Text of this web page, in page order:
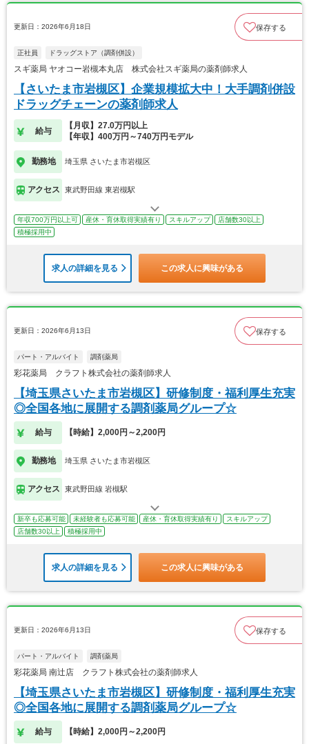
更新日：2026年6月18日 保存する
正社員 ドラッグストア（調剤併設）
スギ薬局 ヤオコー岩槻本丸店 株式会社スギ薬局の薬剤師求人
【さいたま市岩槻区】企業規模拡大中！大手調剤併設
ドラッグチェーンの薬剤師求人
給与
【月収】27.0万円以上
【年収】400万円～740万円モデル
勤務地 埼玉県 さいたま市岩槻区
アクセス 東武野田線 東岩槻駅
年収700万円以上可 産休・育休取得実績有り スキルアップ
店舗数30以上
積極採用中
求人の詳細を見る この求人に興味がある
更新日：2026年6月13日 保存する
パート・アルバイト 調剤薬局
彩花薬局 クラフト株式会社の薬剤師求人
【埼玉県さいたま市岩槻区】研修制度・福利厚生充実
◎全国各地に展開する調剤薬局グループ☆
給与 【時給】2,000円～2,200円
勤務地 埼玉県 さいたま市岩槻区
アクセス 東武野田線 岩槻駅
新卒も応募可能 未経験者も応募可能 産休・育休取得実績有り
スキルアップ
店舗数30以上
積極採用中
求人の詳細を見る この求人に興味がある
更新日：2026年6月13日 保存する
パート・アルバイト 調剤薬局
彩花薬局 南辻店 クラフト株式会社の薬剤師求人
【埼玉県さいたま市岩槻区】研修制度・福利厚生充実
◎全国各地に展開する調剤薬局グループ☆
給与 【時給】2,000円～2,200円